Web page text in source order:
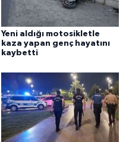
Yeni aldığı motosikletle
kaza yapan genç hayatını
kaybetti